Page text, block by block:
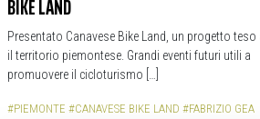
BIKE LAND
Presentato Canavese Bike Land, un progetto teso
il territorio piemontese. Grandi eventi futuri utili a
promuovere il cicloturismo […]
#PIEMONTE #CANAVESE BIKE LAND #FABRIZIO GEA